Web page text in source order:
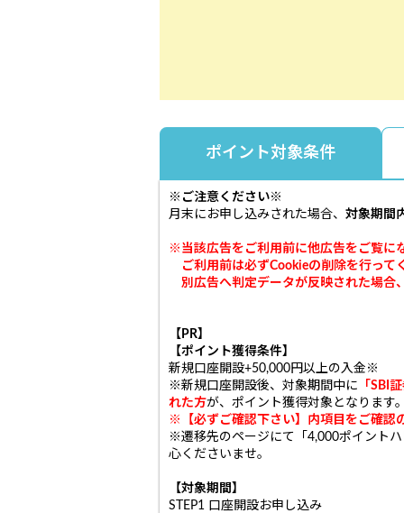
ポイント対象条件
※ご注意ください※
月末にお申し込みされた場合、 対象期間
※当該広告をご利用前に他広告をご覧に
ご利用前は必ずCookieの削除を行って
別広告へ判定データが反映された場合
【PR】
【ポイント獲得条件】
新規口座開設+50,000円以上の入金 ※
※新規口座開設後、対象期間中に 「SBI
れた方が、ポイント獲得対象となります。
※【必ずご確認下さい】内項目をご確認
※遷移先のページにて「4,000ポイント
心くださいませ。
【対象期間】
STEP1 口座開設お申し込み